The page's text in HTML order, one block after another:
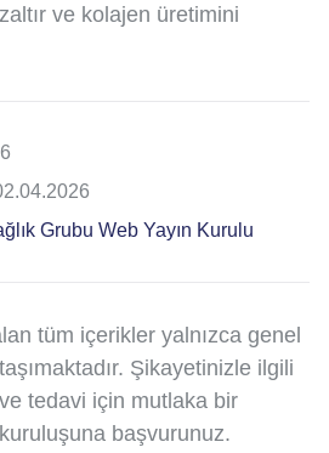
ve kolajen üretimini
Grubu Web Yayın Kurulu
tüm içerikler yalnızca genel
Şikayetinizle ilgili
tedavi için mutlaka bir
başvurunuz.